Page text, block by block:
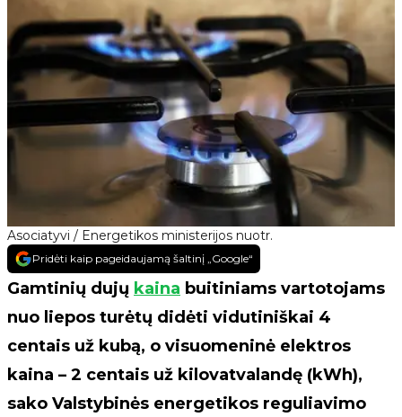
Asociatyvi / Energetikos ministerijos nuotr.
Pridėti kaip pageidaujamą šaltinį „Google“
Gamtinių dujų kaina buitiniams vartotojams
nuo liepos turėtų didėti vidutiniškai 4
centais už kubą, o visuomeninė elektros
kaina – 2 centais už kilovatvalandę (kWh),
sako Valstybinės energetikos reguliavimo